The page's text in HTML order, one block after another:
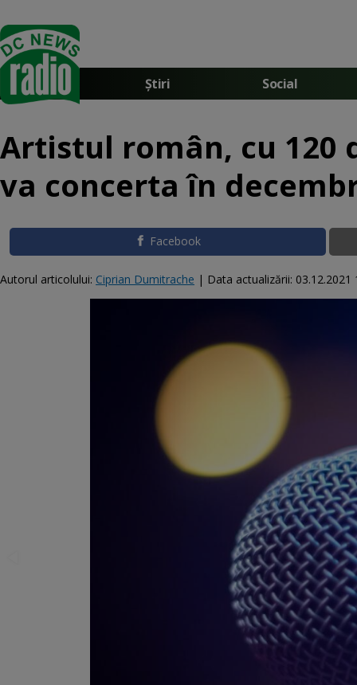
Știri Social
Artistul român, cu 120
va concerta în
Facebook
Autorul articolului: Ciprian Dumitrache | Data actualizării: 03.12.2021